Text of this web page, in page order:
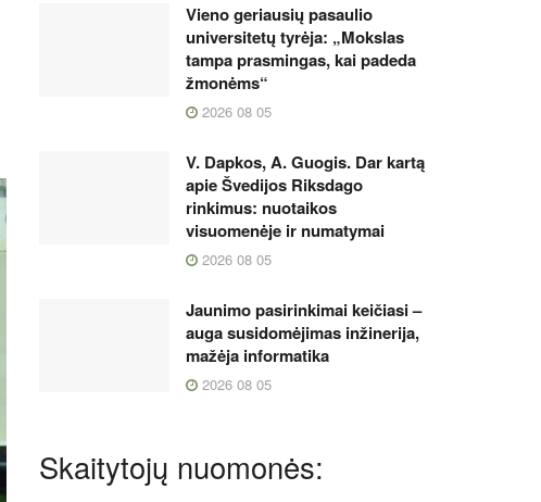
Vieno geriausių pasaulio
universitetų tyrėja: „Mokslas
tampa prasmingas, kai padeda
žmonėms“
2026 08 05
V. Dapkos, A. Guogis. Dar kartą
apie Švedijos Riksdago
rinkimus: nuotaikos
visuomenėje ir numatymai
2026 08 05
Jaunimo pasirinkimai keičiasi –
auga susidomėjimas inžinerija,
mažėja informatika
2026 08 05
Skaitytojų nuomonės: